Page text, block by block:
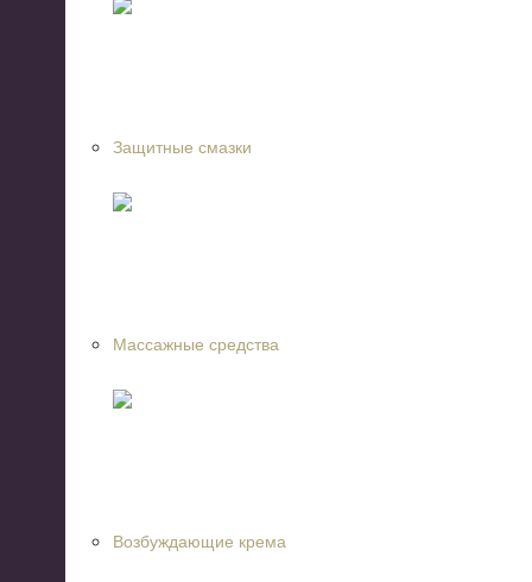
Защитные смазки
Массажные средства
Возбуждающие крема